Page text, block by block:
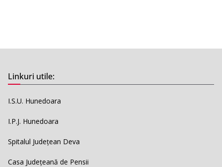
Linkuri utile:
I.S.U. Hunedoara
I.P.J. Hunedoara
Spitalul Județean Deva
Casa Județeană de Pensii